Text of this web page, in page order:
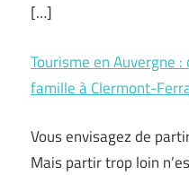
[…]
Tourisme en Auvergne
famille à Clermont-
Vous envisagez de
Mais partir trop loin